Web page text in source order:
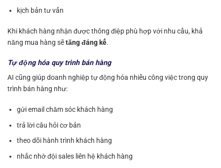
kịch bản tư vấn
Khi khách hàng nhận được thông điệp phù hợp với nhu cầu, khả
năng mua hàng sẽtăng đáng kể.
Tự động hóa quy trình bán hàng
AI cũng giúp doanh nghiệp tự động hóa nhiều công việc trong quy
trình bán hàng như:
gửi email chăm sóc khách hàng
trả lời câu hỏi cơ bản
theo dõi hành trình khách hàng
nhắc nhở đội sales liên hệ khách hàng